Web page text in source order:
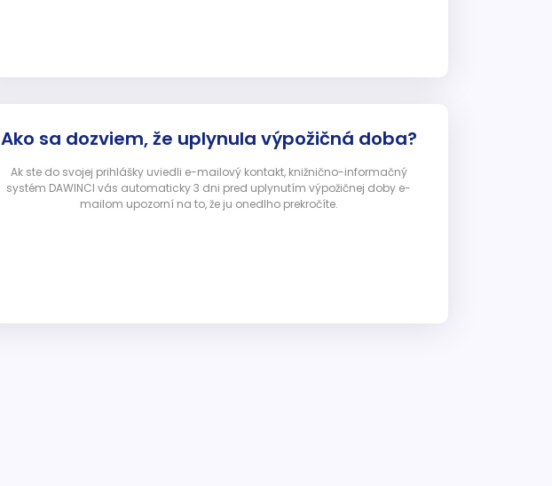
Ako sa dozviem, že uplynula výpožičná doba?
Ak ste do svojej prihlášky uviedli e-mailový kontakt, knižnično-informačný
systém DAWINCI vás automaticky 3 dni pred uplynutím výpožičnej doby e-
mailom upozorní na to, že ju onedlho prekročíte.